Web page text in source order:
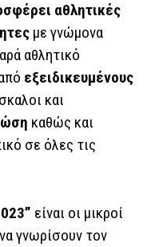
αθλητικές
με γνώμονα
αθλητικό
εξειδικευμένους
και
καθώς και
σε όλες τις
είναι οι μικροί
γνωρίσουν τον